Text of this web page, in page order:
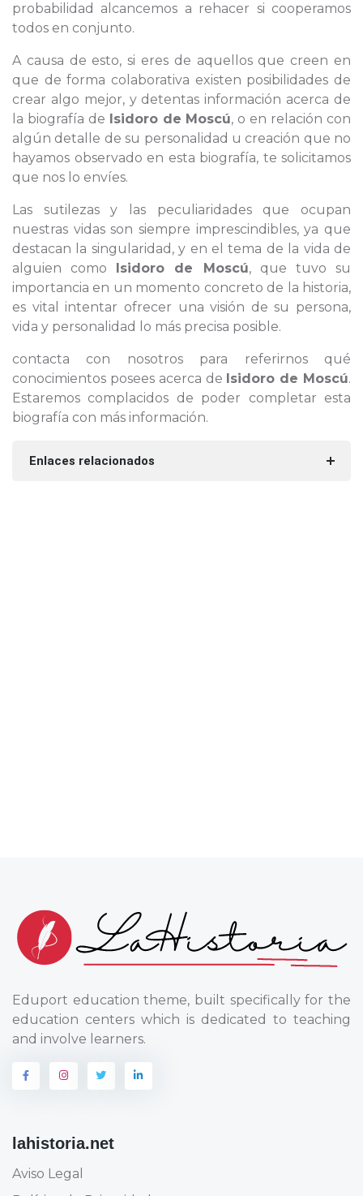
probabilidad alcancemos a rehacer si cooperamos
todos en conjunto.
A causa de esto, si eres de aquellos que creen en
que de forma colaborativa existen posibilidades de
crear algo mejor, y detentas información acerca de
la biografía de Isidoro de Moscú, o en relación con
algún detalle de su personalidad u creación que no
hayamos observado en esta biografía, te solicitamos
que nos lo envíes.
Las sutilezas y las peculiaridades que ocupan
nuestras vidas son siempre imprescindibles, ya que
destacan la singularidad, y en el tema de la vida de
alguien como Isidoro de Moscú, que tuvo su
importancia en un momento concreto de la historia,
es vital intentar ofrecer una visión de su persona,
vida y personalidad lo más precisa posible.
contacta con nosotros para referirnos qué
conocimientos posees acerca de Isidoro de Moscú.
Estaremos complacidos de poder completar esta
biografía con más información.
Enlaces relacionados
Eduport education theme, built specifically for the
education centers which is dedicated to teaching
and involve learners.
lahistoria.net
Aviso Legal